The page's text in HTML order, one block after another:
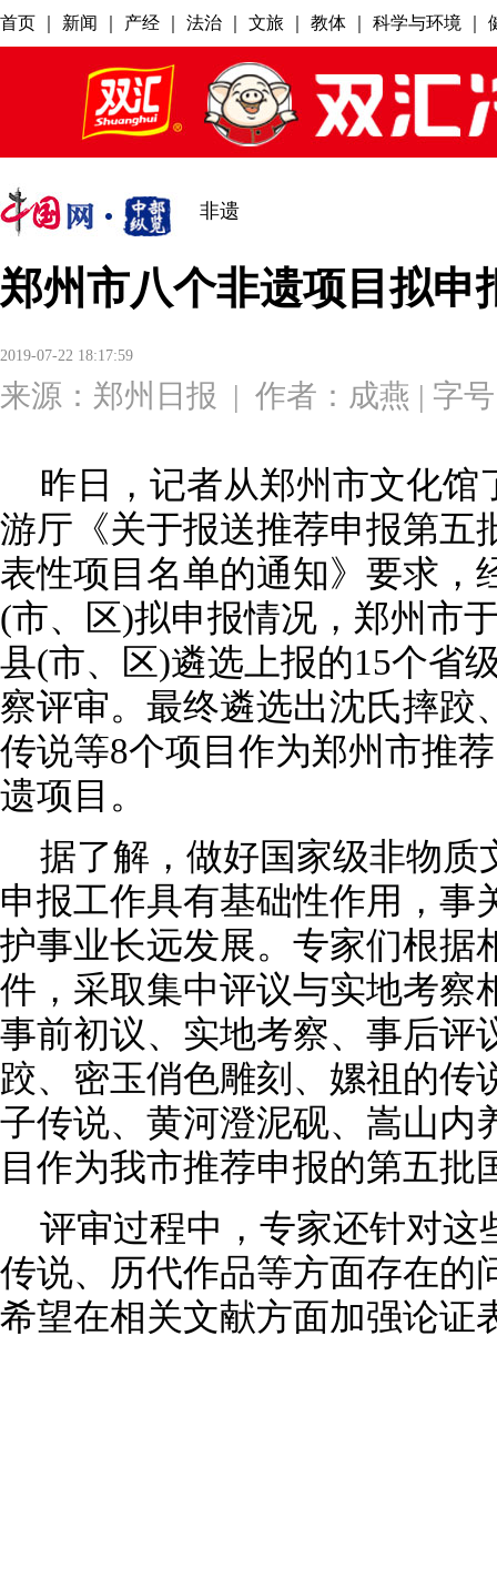
非遗
郑州市八个非遗项目拟申
2019-07-22 18:17:59
来源： 郑州日报 | 作者：成燕 | 字
昨日，记者从郑州市文化
游厅《关于报送推荐申报第五
表性项目名单的通知》要求，
(市、区)拟申报情况，郑州市
县(市、区)遴选上报的15个省
察评审。最终遴选出沈氏摔跤
传说等8个项目作为郑州市推
遗项目。
据了解，做好国家级非物质
申报工作具有基础性作用，事
护事业长远发展。专家们根据
件，采取集中评议与实地考察
事前初议、实地考察、事后评
跤、密玉俏色雕刻、嫘祖的传
子传说、黄河澄泥砚、嵩山内
目作为我市推荐申报的第五批
评审过程中，专家还针对这
传说、历代作品等方面存在的
希望在相关文献方面加强论证